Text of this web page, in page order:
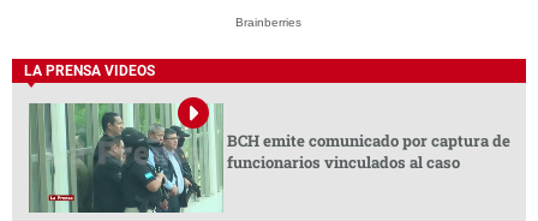
Brainberries
LA PRENSA VIDEOS
BCH emite comunicado por captura de
funcionarios vinculados al caso